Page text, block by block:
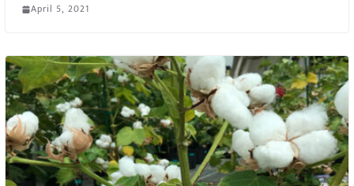
April 5, 2021